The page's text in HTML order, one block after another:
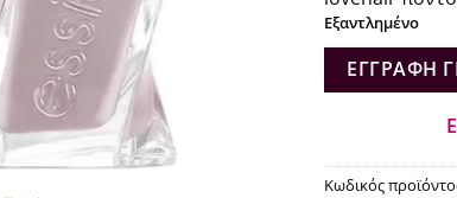
Εξαντλημένο
ΕΓΓΡΑΦΉ
Κωδικός